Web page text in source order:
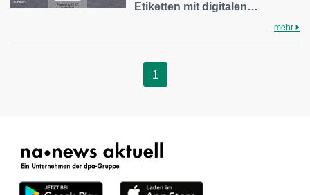
Etiketten mit digitalen…
mehr
1